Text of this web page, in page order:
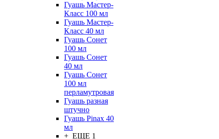
Гуашь Мастер-
Класс 100 мл
Гуашь Мастер-
Класс 40 мл
Гуашь Сонет
100 мл
Гуашь Сонет
40 мл
Гуашь Сонет
100 мл
перламутровая
Гуашь разная
штучно
Гуашь Pinax 40
мл
+ ЕЩЕ 1